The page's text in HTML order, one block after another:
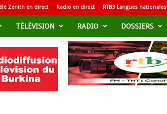
Zenith en direct Radio en direct RTB3 Langues nationales
TÉLÉVISION RADIO DOSSIERS